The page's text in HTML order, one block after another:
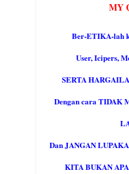
MY
Ber-ETIKA-lah
User, Icipers,
SERTA
Dengan cara TIDAK
Dan JANGAN
KITA BUKAN